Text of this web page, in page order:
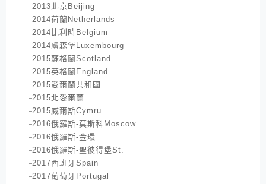
2013北京Beijing
2014荷蘭Netherlands
2014比利時Belgium
2014盧森堡Luxembourg
2015蘇格蘭Scotland
2015英格蘭England
2015愛爾蘭共和國
2015北愛爾蘭
2015威爾斯Cymru
2016俄羅斯-莫斯科Moscow
2016俄羅斯-金環
2016俄羅斯-聖彼得堡St.
2017西班牙Spain
2017葡萄牙Portugal